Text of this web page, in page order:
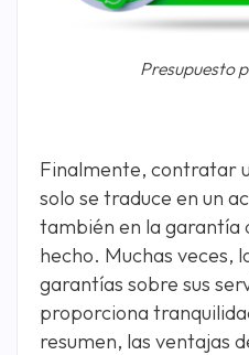
Presupuesto
Finalmente, contratar
solo se traduce en un
también en la garantía
hecho. Muchas veces,
garantías sobre sus
proporciona
resumen, las ventajas